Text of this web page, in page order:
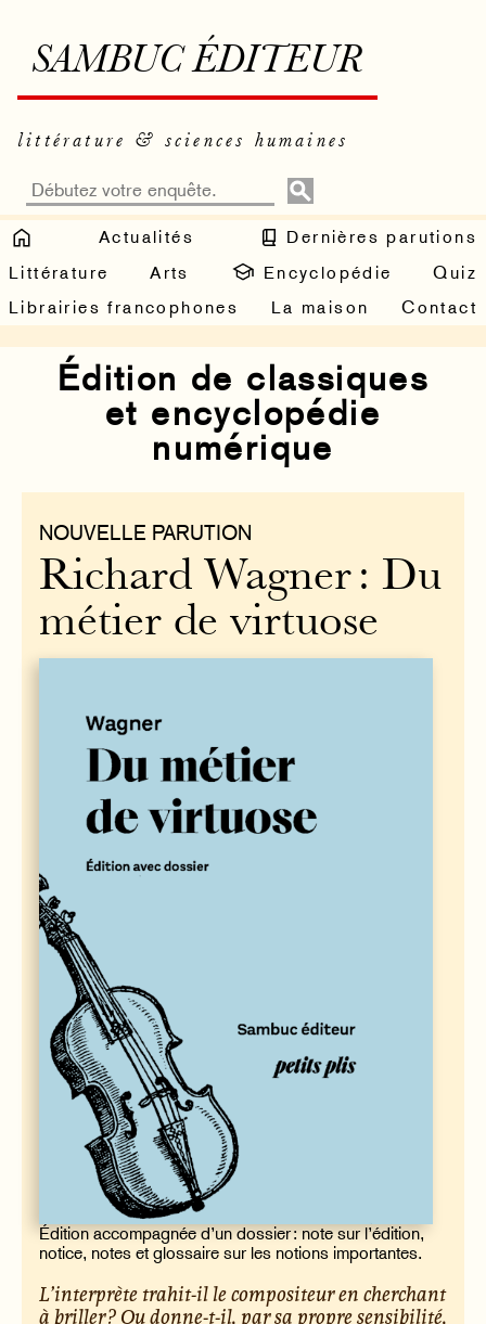
SAMBUC ÉDITEUR
littérature & sciences humaines
Actualités
Dernières parutions
Littérature
Arts Encyclopédie
Quiz
Librairies francophones
La maison Contact
Édition de classiques
et encyclopédie
numérique
NOUVELLE PARUTION
Richard Wagner : Du
métier de virtuose
Édition accompagnée d’un dossier : note sur l’édition,
notice, notes et glossaire sur les notions importantes.
L’interprète trahit-il le compositeur en cherchant
à briller ? Ou donne-t-il, par sa propre sensibilité,